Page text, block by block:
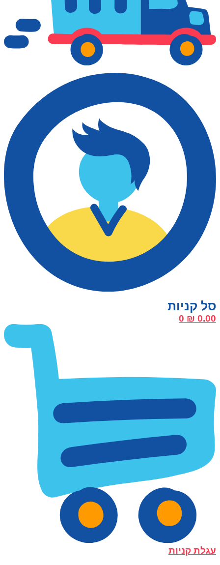
₪ 0.00
0
עגלת קניות